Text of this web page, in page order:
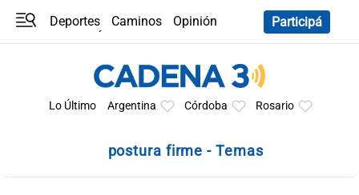
Deportes Caminos
Opinión
Participá
Lo Último Argentina Córdoba Rosario
postura firme - Temas